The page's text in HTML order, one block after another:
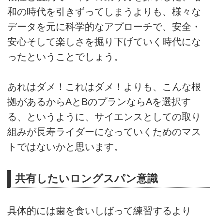
和の時代を引きずってしまうよりも、様々な
データを元に科学的なアプローチで、安全・
安心そして楽しさを掘り下げていく時代にな
ったということでしょう。
あれはダメ！これはダメ！よりも、こんな根
拠があるからAとBのプランならAを選択す
る、というように、サイエンスとしての取り
組みが長寿ライダーになっていくためのマス
トではないかと思います。
共有したいロングスパン意識
具体的には歯を食いしばって練習するより